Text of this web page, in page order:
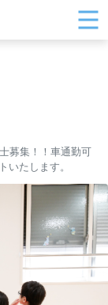
募集！！車通勤可
たします。